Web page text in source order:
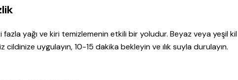
yağı ve kiri temizlemenin etkili bir yoludur. Beyaz veya yeşil kil
uygulayın, 10-15 dakika bekleyin ve ılık suyla durulayın.